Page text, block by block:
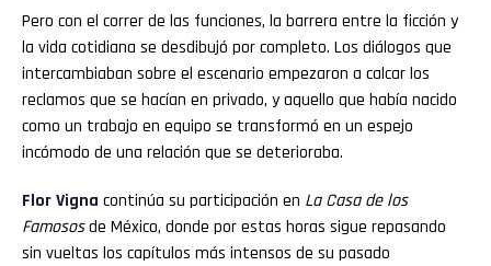
Pero con el correr de las funciones, la barrera entre la ficción y
la vida cotidiana se desdibujó por completo. Los diálogos que
intercambiaban sobre el escenario empezaron a calcar los
reclamos que se hacían en privado, y aquello que había nacido
como un trabajo en equipo se transformó en un espejo
incómodo de una relación que se deterioraba.
FlorVigna continúa su participación en La Casa de los
Famososde México, donde por estas horas sigue repasando
sin vueltas los capítulos más intensos de su pasado